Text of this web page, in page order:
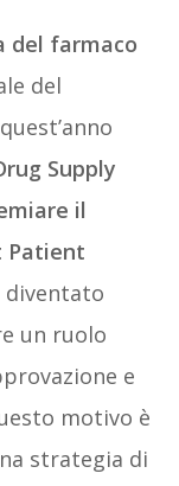
del farmaco
del
Supply
il
Patient
diventato
un ruolo
e
motivo è
strategia di